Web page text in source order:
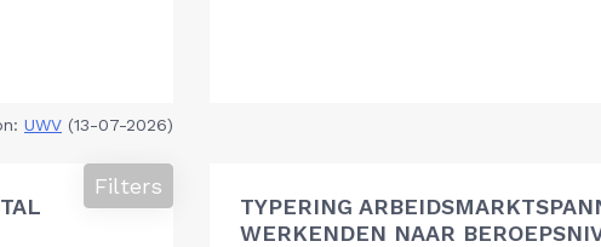
UWV (13-07-2026)
Filters
TYPERING
WERKENDEN NAAR